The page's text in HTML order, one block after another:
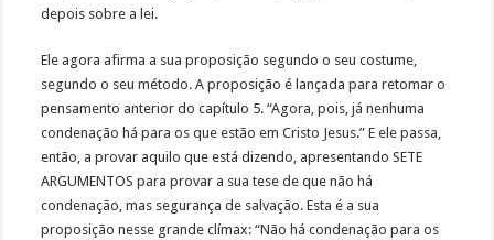
depois sobre a lei.
Ele agora afirma a sua proposição segundo o seu costume,
segundo o seu método. A proposição é lançada para retomar o
pensamento anterior do capítulo 5. “Agora, pois, já nenhuma
condenação há para os que estão em Cristo Jesus.” E ele passa,
então, a provar aquilo que está dizendo, apresentando SETE
ARGUMENTOS para provar a sua tese de que não há
condenação, mas segurança de salvação. Esta é a sua
proposição nesse grande clímax: “Não há condenação para os